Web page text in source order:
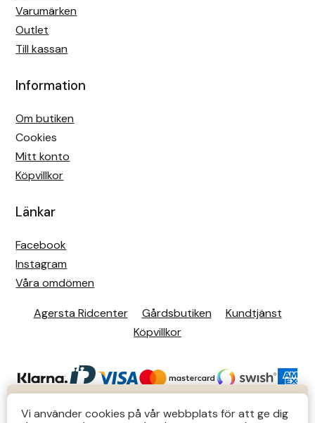
KUNDTJÄNST
Varumärken
Outlet
Till kassan
Information
Om butiken
Cookies
Mitt konto
Köpvillkor
Länkar
Facebook
Instagram
Våra omdömen
Agersta Ridcenter Gårdsbutiken
Kundtjänst
Köpvillkor
Vi använder cookies på vår webbplats för att ge dig